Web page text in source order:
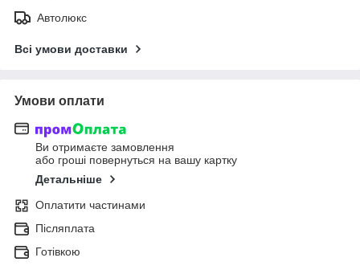
Автолюкс
Всі умови доставки
Умови оплати
Ви отримаєте замовлення
або гроші повернуться на вашу картку
Детальніше
Оплатити частинами
Післяплата
Готівкою